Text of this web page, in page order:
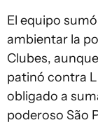
El equipo
ambientar la
Clubes,
patinó contra
obligado a
poderoso São